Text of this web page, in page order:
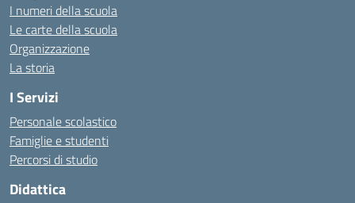
I numeri della scuola
Le carte della scuola
Organizzazione
La storia
I Servizi
Personale scolastico
Famiglie e studenti
Percorsi di studio
Didattica